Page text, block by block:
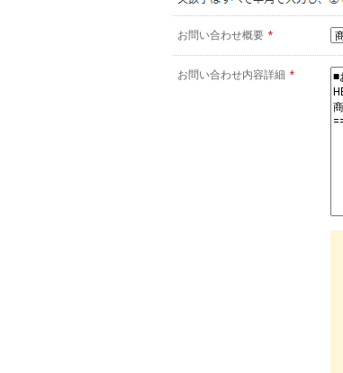
お問い合わせ概要 *
お問い合わせ内容詳細 *